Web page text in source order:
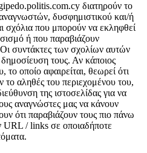
gipedo.politis.com.cy διατηρούν το
δυσφημιστικού και/ή
σχόλια που μπορούν να εκληφθεί
ή που παραβιάζουν
συντάκτες των σχολίων αυτών
τους. Αν κάποιος
οποίο αφαιρείται, θεωρεί ότι
το αληθές του περιεχομένου του,
της ιστοσελίδας για να
αναγνώστες μας να κάνουν
ότι παραβιάζουν τους πιο πάνω
URL / links σε οποιαδήποτε